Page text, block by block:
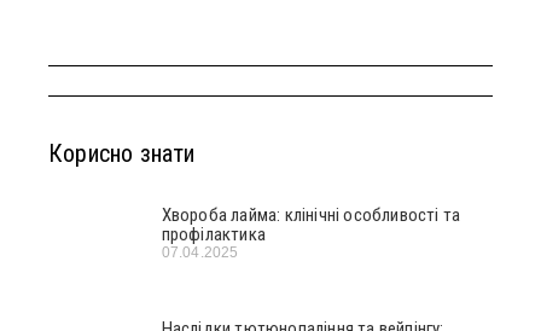
Корисно знати
Хвороба лайма: клінічні особливості та
профілактика
07.04.2025